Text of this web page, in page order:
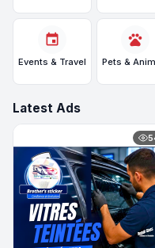
event
Events & Travel
pets
Pets &
Latest Ads